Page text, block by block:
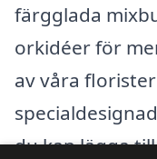
färgglada
orkidéer för
av våra
du kan lägga